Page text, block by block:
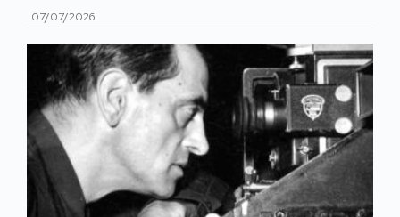
07/07/2026